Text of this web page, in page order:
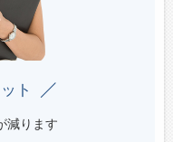
ト
減ります